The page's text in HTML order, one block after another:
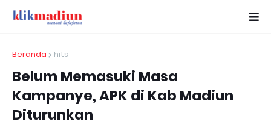
Beranda hits
Belum Memasuki Masa
Kampanye, APK di Kab Madiun
Diturunkan